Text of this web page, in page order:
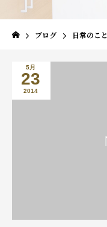
ブログ 日常のこと
5月
23
2014